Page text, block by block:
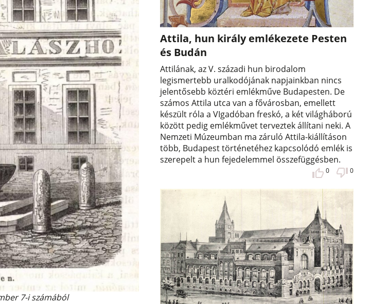
7-i számából
Attila, hun király emlékezete Pesten
és Budán
Attilának, az V. századi hun birodalom
legismertebb uralkodójának napjainkban nincs
jelentősebb köztéri emlékműve Budapesten. De
számos Attila utca van a fővárosban, emellett
készült róla a VIgadóban freskó, a két világháború
között pedig emlékművet terveztek állítani neki. A
Nemzeti Múzeumban ma záruló Attila-kiállításon
több, Budapest történetéhez kapcsolódó emlék is
szerepelt a hun fejedelemmel összefüggésben.
0 0